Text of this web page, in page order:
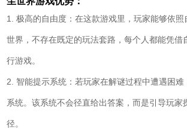
1. 极高的自由度：在这款游戏里，玩家能够依
世界，不存在既定的玩法套路，每个人都能凭借
行游戏。
2. 智能提示系统：若玩家在解谜过程中遭遇困
系统。该系统不会径直给出答案，而是引导玩家
径。